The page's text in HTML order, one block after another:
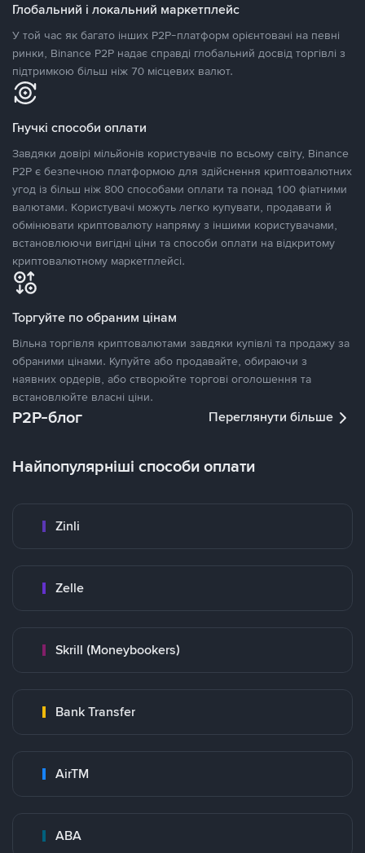
Глобальний і локальний маркетплейс
У той час як багато інших P2P-платформ орієнтовані на певні
ринки, Binance P2P надає справді глобальний досвід торгівлі з
підтримкою більш ніж 70 місцевих валют.
Гнучкі способи оплати
Завдяки довірі мільйонів користувачів по всьому світу, Binance
P2P є безпечною платформою для здійснення криптовалютних
угод із більш ніж 800 способами оплати та понад 100 фіатними
валютами. Користувачі можуть легко купувати, продавати й
обмінювати криптовалюту напряму з іншими користувачами,
встановлюючи вигідні ціни та способи оплати на відкритому
криптовалютному маркетплейсі.
Торгуйте по обраним цінам
Вільна торгівля криптовалютами завдяки купівлі та продажу за
обраними цінами. Купуйте або продавайте, обираючи з
наявних ордерів, або створюйте торгові оголошення та
встановлюйте власні ціни.
P2P-блог Переглянути більше
Найпопулярніші способи оплати
Zinli
Zelle
Skrill (Moneybookers)
Bank Transfer
AirTM
ABA